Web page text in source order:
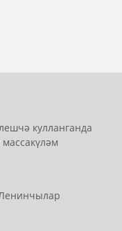
кулланганда